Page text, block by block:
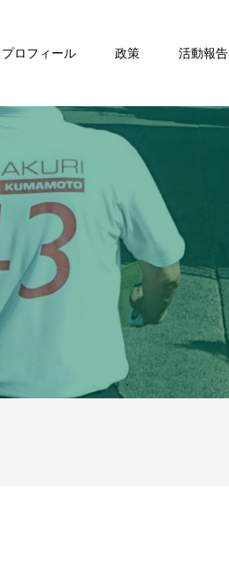
プロフィール 政策 活動報告